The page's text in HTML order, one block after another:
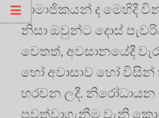
සාමාජිකයන් ද මෙහිදී
නිසා ඔවුන්ට දොස්
වෙතත්, අවසානයේදී
හෝ අවාසාව හෝ
හරවන ලදී. නිරෝධායන
පවත්වාගැනීම වැනි